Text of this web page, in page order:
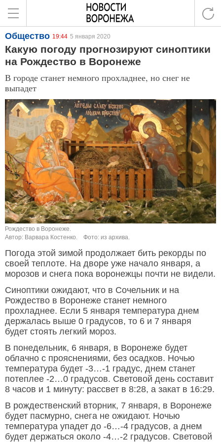
Общество 19:44 5 января 2020
Какую погоду прогнозируют синоптики
на Рождество в Воронеже
В городе станет немного прохладнее, но снег не
выпадет
Рождество в Воронеже.
Автор: Варвара Костенко.
Фото: из архива.
Погода этой зимой продолжает бить рекорды по
своей теплоте. На дворе уже начало января, а
морозов и снега пока воронежцы почти не видели.
Синоптики ожидают, что в Сочельник и на
Рождество в Воронеже станет немного
прохладнее. Если 5 января температура днем
держалась выше 0 градусов, то 6 и 7 января
будет стоять легкий мороз.
В понедельник, 6 января, в Воронеже будет
облачно с прояснениями, без осадков. Ночью
температура будет -3…-1 градус, днем станет
потеплее -2…0 градусов. Световой день составит
8 часов и 1 минуту: рассвет в 8:28, а закат в 16:29.
В рождественский вторник, 7 января, в Воронеже
будет пасмурно, снега не ожидают. Ночью
температура упадет до -6…-4 градусов, а днем
будет держаться около -4…-2 градусов. Световой